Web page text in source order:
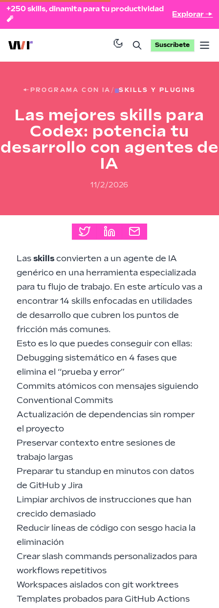
+250 skills, dinamita para tu productividad
🧨
Explorar →
Suscríbete
← PROGRAMA CON IA / SKILLS Y PLUGINS
Las mejores skills para
Codex: potencia tu
desarrollo con agentes de
IA
11/2/2026
Las skillsconvierten a un agente de IA
genérico en una herramienta especializada
para tu flujo de trabajo. En este artículo vas a
encontrar 14 skills enfocadas en utilidades
de desarrollo que cubren los puntos de
fricción más comunes.
Esto es lo que puedes conseguir con ellas:
Debugging sistemático en 4 fases que
elimina el “prueba y error”
Commits atómicos con mensajes siguiendo
Conventional Commits
Actualización de dependencias sin romper
el proyecto
Preservar contexto entre sesiones de
trabajo largas
Preparar tu standup en minutos con datos
de GitHub y Jira
Limpiar archivos de instrucciones que han
crecido demasiado
Reducir líneas de código con sesgo hacia la
eliminación
Crear slash commands personalizados para
workflows repetitivos
Workspaces aislados con git worktrees
Templates probados para GitHub Actions